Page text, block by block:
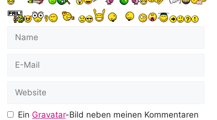
Name
Website
Ein Gravatar-Bild neben meinen Kommentaren